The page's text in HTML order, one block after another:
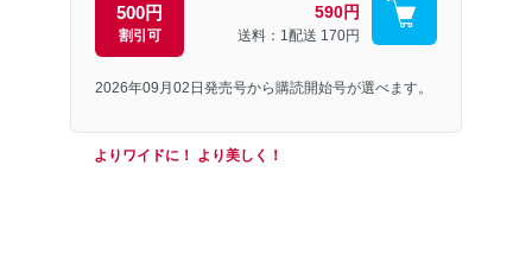
500円
割引可
590円
送料：1配送 170円
2026年09月02日発売号から購読開始号が選べます。
よりワイドに！ より美しく！